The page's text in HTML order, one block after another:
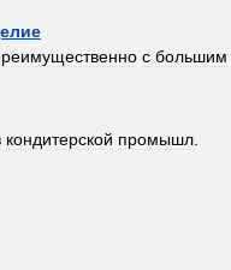
с большим
кондитерской промышл